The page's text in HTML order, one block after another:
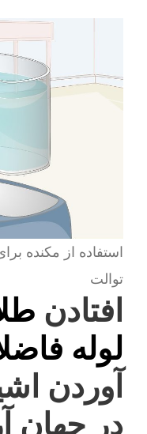
استفاده از مکنده
توالت
افتادن
لوله
آوردن
در جهان